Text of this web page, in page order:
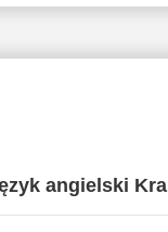
angielski